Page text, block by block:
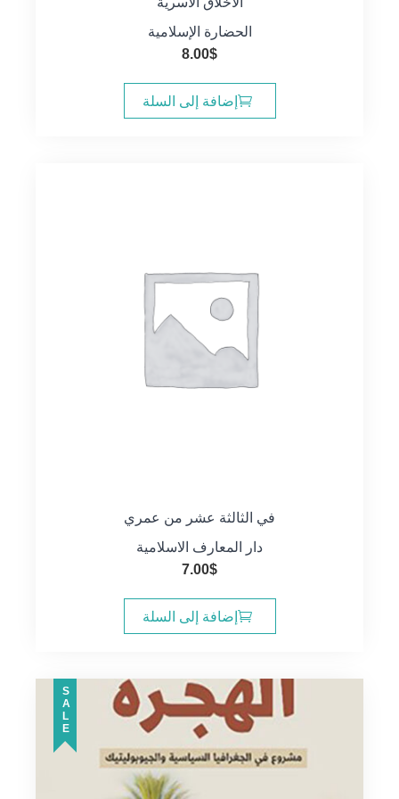
الحضارة الإسلامية
8.00$
إضافة إلى السلة
في الثالثة عشر من عمري
دار المعارف الاسلامية
7.00$
إضافة إلى السلة
SALE